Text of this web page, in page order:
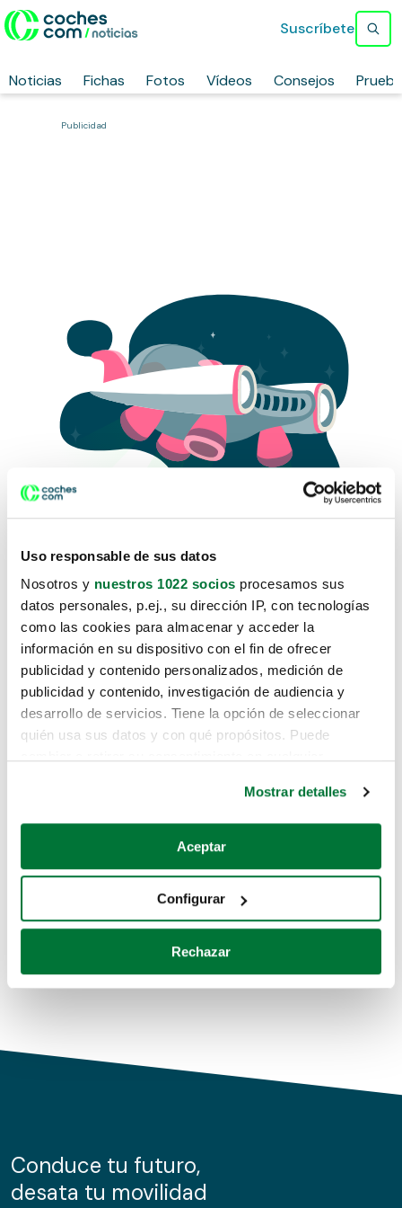
Uso responsable de sus datos
Nosotros y nuestros 1022 socios procesamos sus
datos personales, p.ej., su dirección IP, con tecnologías
como las cookies para almacenar y acceder la
información en su dispositivo con el fin de ofrecer
publicidad y contenido personalizados, medición de
publicidad y contenido, investigación de audiencia y
desarrollo de servicios. Tiene la opción de seleccionar
quién usa sus datos y con qué propósitos. Puede
Si lo permite, también quisiéramos:
Recopilar información sobre su ubicación geográfica
Identificar su dispositivo analizándolo activamente
para buscar características específicas (huellas
Obtenga más información sobre cómo se procesan sus
de cookies.
información sobre el uso que haga del sitio web con
nuestros partners de redes sociales, publicidad y análisis
Mostrar detalles
Aceptar
Configurar
Rechazar
Noticias Fichas Fotos Vídeos Consejos
Suscríbete
Publicidad
Lo sentimos, no sabemos como
te hemos traido hasta aquí.
Pero puedes encontrar el coche que estás
buscando en alguno de estos enlaces:
Coches de segunda mano
Coches de km0
Conduce tu futuro,
desata tu movilidad